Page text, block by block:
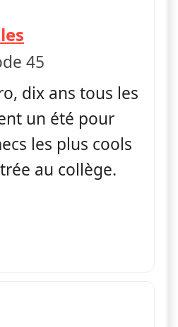
45
dix ans tous les
un été pour
les plus cools
au collège.